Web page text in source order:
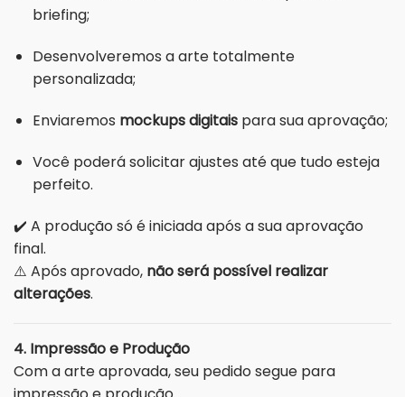
briefing;
Desenvolveremos a arte totalmente
personalizada;
Enviaremos mockups digitaispara sua aprovação;
Você poderá solicitar ajustes até que tudo esteja
perfeito.
✔️ A produção só é iniciada após a sua aprovação
final.
⚠️ Após aprovado, não será possível realizar
alterações.
4. Impressão e Produção
Com a arte aprovada, seu pedido segue para